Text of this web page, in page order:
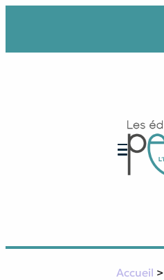
Accueil >